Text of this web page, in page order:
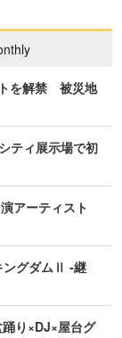
を解禁 被災地
ティ展示場で初
アーティスト
ングダムⅡ -継
り×DJ×屋台グ